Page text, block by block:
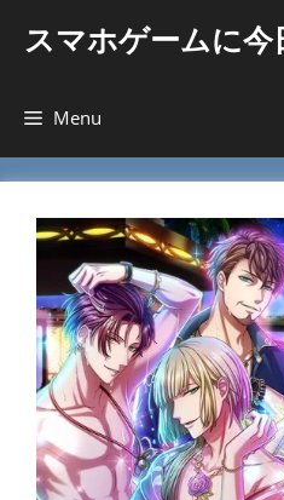
へ
スマホゲームに今
Menu